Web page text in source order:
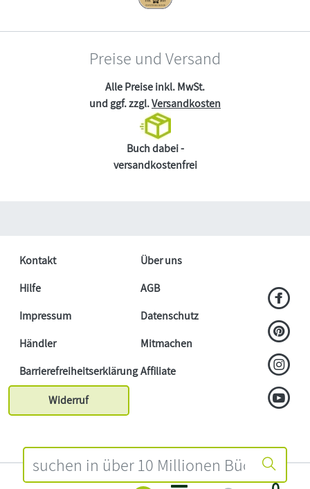
Preise und Versand
Alle Preise inkl. MwSt.
und ggf. zzgl.Versandkosten
Buch dabei -
versandkostenfrei
Kontakt
Über uns
Hilfe
AGB
Impressum
Datenschutz
Händler
Mitmachen
BarrierefreiheitserklärungAffiliate
Widerruf